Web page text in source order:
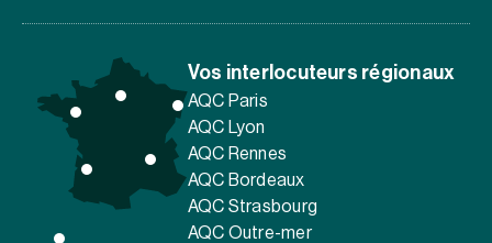
Vos interlocuteurs régionaux
AQC Paris
AQC Lyon
AQC Rennes
AQC Bordeaux
AQC Strasbourg
AQC Outre-mer